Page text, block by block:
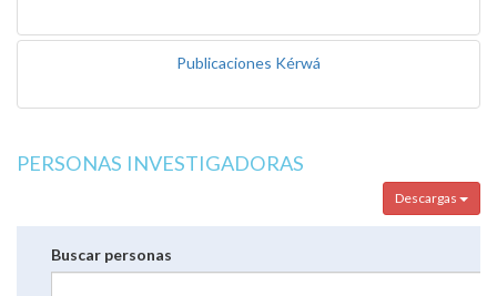
Publicaciones Kérwá
PERSONAS INVESTIGADORAS
Descargas
Buscar personas